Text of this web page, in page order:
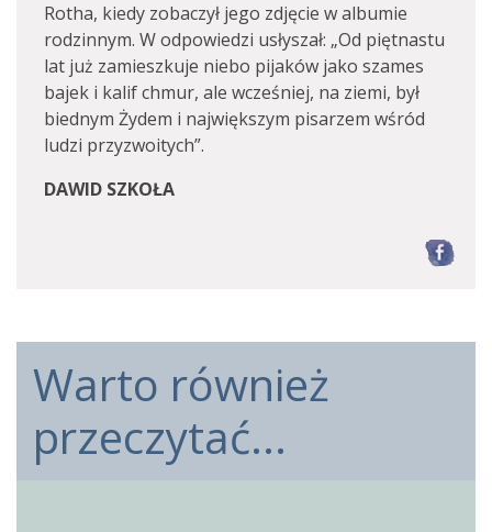
Rotha, kiedy zobaczył jego zdjęcie w albumie
rodzinnym. W odpowiedzi usłyszał: „Od piętnastu
lat już zamieszkuje niebo pijaków jako szames
bajek i kalif chmur, ale wcześniej, na ziemi, był
biednym Żydem i największym pisarzem wśród
ludzi przyzwoitych”.
DAWID SZKOŁA
Warto również
przeczytać...